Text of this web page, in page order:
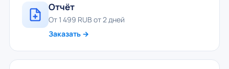
Отчёт
От 1 499 RUB от 2 дней
Заказать →